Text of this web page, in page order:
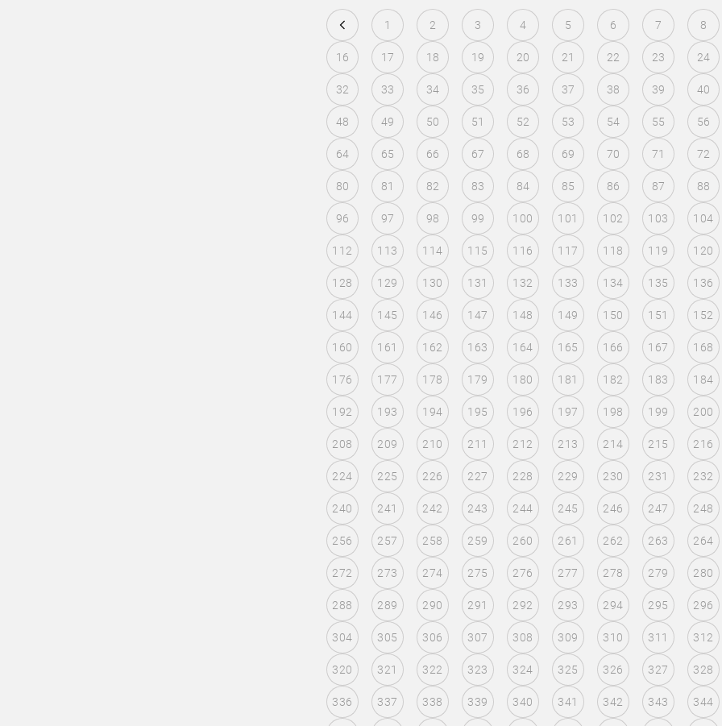
1 2 3 4 5 6 7 8
16 17 18 19 20 21 22 23 24
32 33 34 35 36 37 38 39 40
48 49 50 51 52 53 54 55 56
64 65 66 67 68 69 70 71 72
80 81 82 83 84 85 86 87 88
96 97 98 99 100 101 102 103 104
112 113 114 115 116 117 118 119 120
128 129 130 131 132 133 134 135 136
144 145 146 147 148 149 150 151 152
160 161 162 163 164 165 166 167 168
176 177 178 179 180 181 182 183 184
192 193 194 195 196 197 198 199 200
208 209 210 211 212 213 214 215 216
224 225 226 227 228 229 230 231 232
240 241 242 243 244 245 246 247 248
256 257 258 259 260 261 262 263 264
272 273 274 275 276 277 278 279 280
288 289 290 291 292 293 294 295 296
304 305 306 307 308 309 310 311 312
320 321 322 323 324 325 326 327 328
336 337 338 339 340 341 342 343 344